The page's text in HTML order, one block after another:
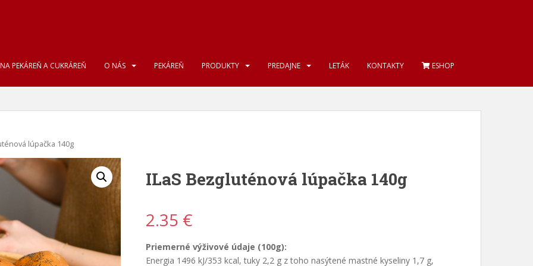
PEKÁREŇ A CUKRÁREŇ O NÁS PEKÁREŇ PRODUKTY PREDAJNE LETÁK KONTAKTY ESHOP
lúpačka 140g
ILaS Bezgluténová lúpačka 140g
2.35 €
Priemerné výživové údaje (100g):
Energia 1496 kJ/353 kcal, tuky 2,2 g z toho nasýtené mastné kyseliny 1,7 g,